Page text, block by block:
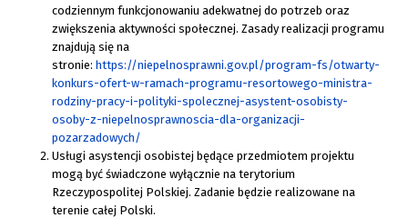
codziennym funkcjonowaniu adekwatnej do potrzeb oraz
zwiększenia aktywności społecznej. Zasady realizacji programu
znajdują się na
stronie: https://niepelnosprawni.gov.pl/program-fs/otwarty-
konkurs-ofert-w-ramach-programu-resortowego-ministra-
rodziny-pracy-i-polityki-spolecznej-asystent-osobisty-
osoby-z-niepelnosprawnoscia-dla-organizacji-
pozarzadowych/
Usługi asystencji osobistej będące przedmiotem projektu
mogą być świadczone wyłącznie na terytorium
Rzeczypospolitej Polskiej. Zadanie będzie realizowane na
terenie całej Polski.